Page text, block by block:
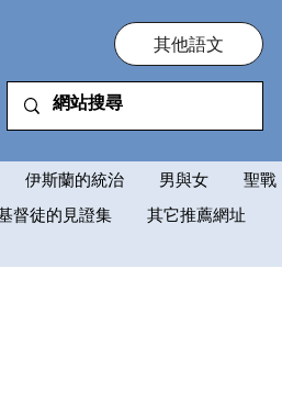
其他語文
伊斯蘭的統治 男與女
聖戰
督徒的見證集
其它推薦網址